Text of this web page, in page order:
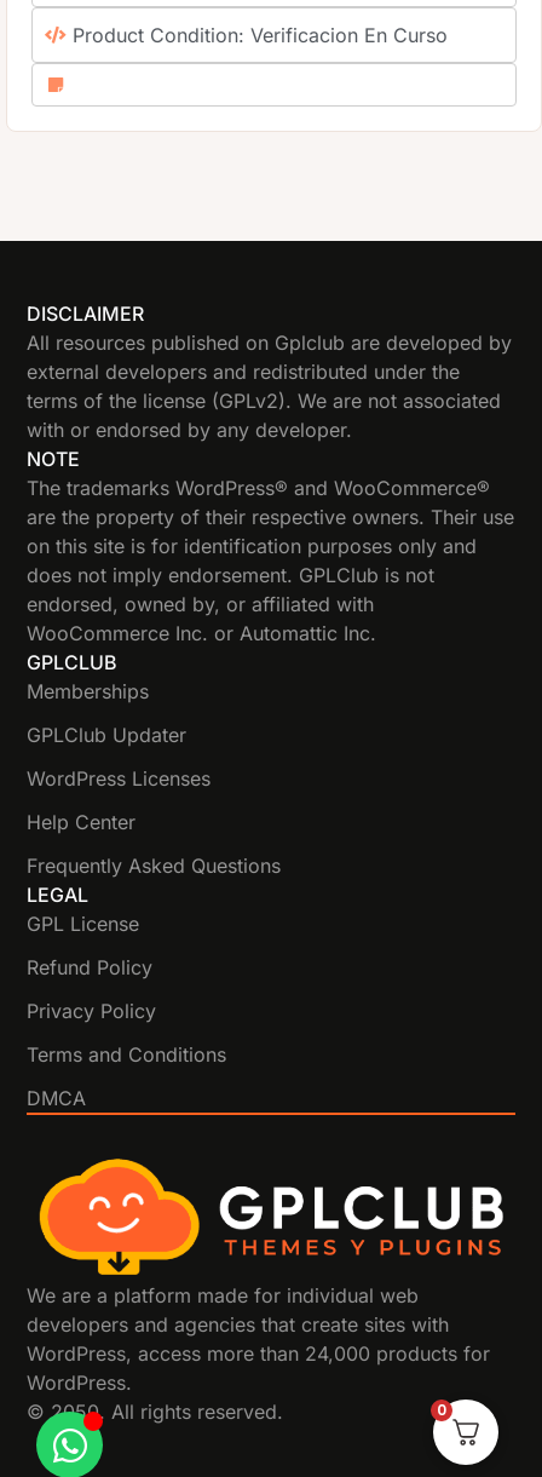
Product Condition: Verificacion En Curso
DISCLAIMER
All resources published on Gplclub are developed by
external developers and redistributed under the
terms of the license (GPLv2). We are not associated
with or endorsed by any developer.
NOTE
The trademarks WordPress® and WooCommerce®
are the property of their respective owners. Their use
on this site is for identification purposes only and
does not imply endorsement. GPLClub is not
endorsed, owned by, or affiliated with
WooCommerce Inc. or Automattic Inc.
GPLCLUB
Memberships
GPLClub Updater
WordPress Licenses
Help Center
Frequently Asked Questions
LEGAL
GPL License
Refund Policy
Privacy Policy
Terms and Conditions
DMCA
We are a platform made for individual web
developers and agencies that create sites with
WordPress, access more than 24,000 products for
WordPress.
© 2050. All rights reserved.
0